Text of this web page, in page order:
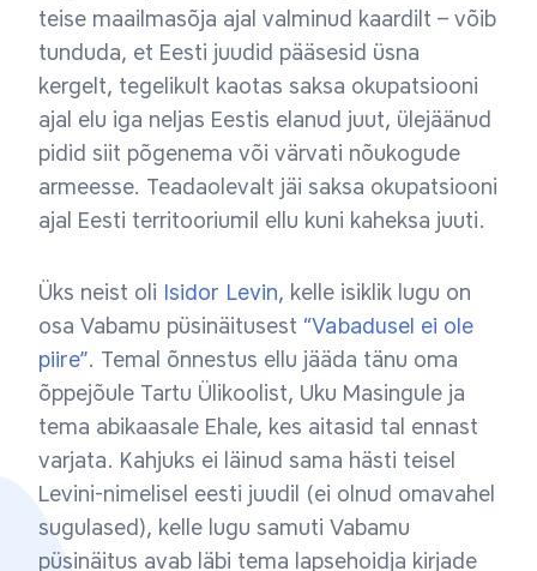
teise maailmasõja ajal valminud kaardilt – võib
tunduda, et Eesti juudid pääsesid üsna
kergelt, tegelikult kaotas saksa okupatsiooni
ajal elu iga neljas Eestis elanud juut, ülejäänud
pidid siit põgenema või värvati nõukogude
armeesse. Teadaolevalt jäi saksa okupatsiooni
ajal Eesti territooriumil ellu kuni kaheksa juuti.
Üks neist oli Isidor Levin, kelle isiklik lugu on
osa Vabamu püsinäitusest “Vabadusel ei ole
piire”. Temal õnnestus ellu jääda tänu oma
õppejõule Tartu Ülikoolist, Uku Masingule ja
tema abikaasale Ehale, kes aitasid tal ennast
varjata. Kahjuks ei läinud sama hästi teisel
Levini-nimelisel eesti juudil (ei olnud omavahel
sugulased), kelle lugu samuti Vabamu
püsinäitus avab läbi tema lapsehoidja kirjade